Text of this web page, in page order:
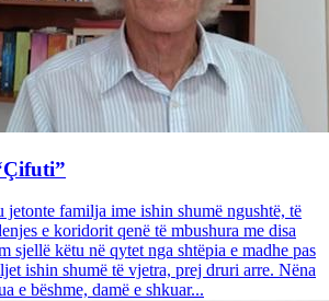
jetonte familja ime ishin shumë ngushtë, të
e koridorit qenë të mbushura me disa
sjellë këtu në qytet nga shtëpia e madhe pas
ishin shumë të vjetra, prej druri arre. Nëna
e bëshme, damë e shkuar...